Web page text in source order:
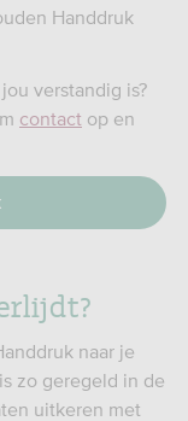
Handdruk
verstandig is?
contact op en
naar je
zo geregeld in de
uitkeren met